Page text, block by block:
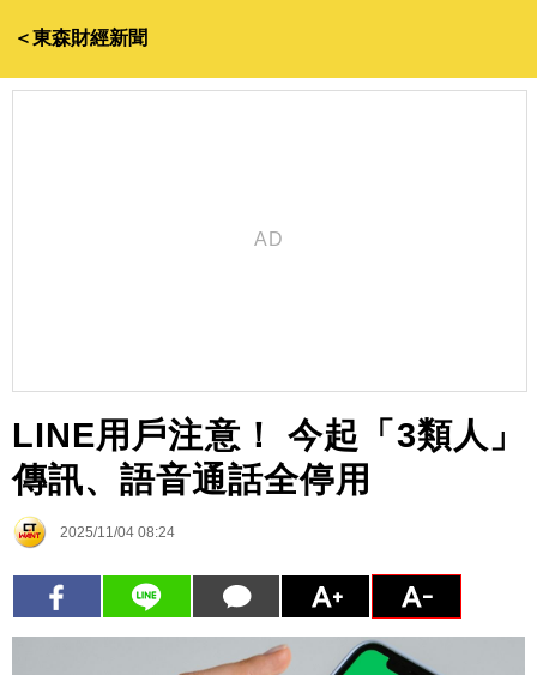
＜東森財經新聞
LINE用戶注意！ 今起「3類人」
傳訊、語音通話全停用
2025/11/04 08:24